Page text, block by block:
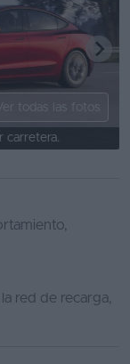
todas las fotos
carretera.
red de recarga,